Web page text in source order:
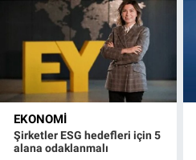
EKONOMI
Şirketler ESG hedefleri için 5
alana odaklanmalı